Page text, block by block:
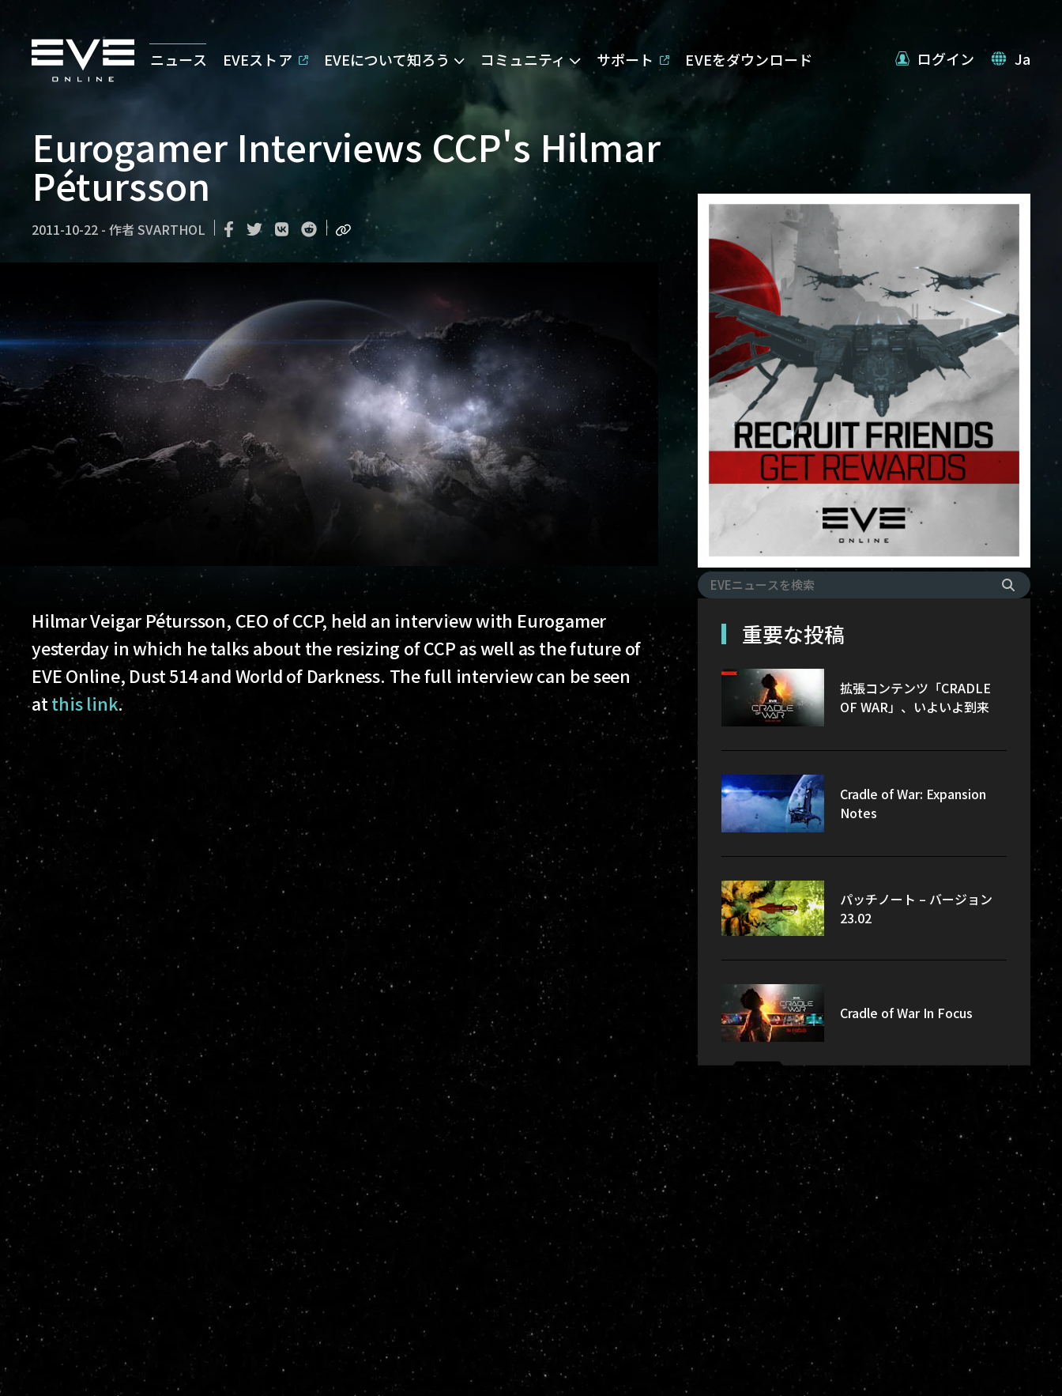
ニュース EVEストア EVEについて知ろう コミュニティ サポート EVEをダウンロード ログイン Ja
Eurogamer Interviews CCP's Hilmar
Pétursson
2011-10-22 - 作者 SVARTHOL
Hilmar Veigar Pétursson, CEO of CCP, held an interview with Eurogamer
yesterday in which he talks about the resizing of CCP as well as the future of
EVE Online, Dust 514 and World of Darkness. The full interview can be seen
atthis link.
重要な投稿
拡張コンテンツ「CRADLE
OF WAR」、いよいよ到来
Cradle of War: Expansion
Notes
パッチノート – バージョン
23.02
Cradle of War In Focus